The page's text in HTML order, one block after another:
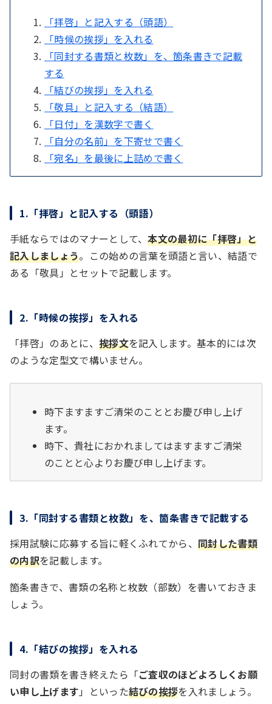
「拝啓」と記入する（頭語）
「時候の挨拶」を入れる
「同封する書類と枚数」を、箇条書きで記載
する
「結びの挨拶」を入れる
「敬具」と記入する（結語）
「日付」を漢数字で書く
「自分の名前」を下寄せで書く
「宛名」を最後に上詰めで書く
1.「拝啓」と記入する（頭語）
手紙ならではのマナーとして、本文の最初に「拝啓」と
記入しましょう。この始めの言葉を頭語と言い、結語で
ある「敬具」とセットで記載します。
2.「時候の挨拶」を入れる
「拝啓」のあとに、 挨拶文を記入します。基本的には次
のような定型文で構いません。
時下ますますご清栄のこととお慶び申し上げ
ます。
時下、貴社におかれましてはますますご清栄
のことと心よりお慶び申し上げます。
3.「同封する書類と枚数」を、箇条書きで記載する
採用試験に応募する旨に軽くふれてから、同封した書類
の内訳を記載します。
箇条書きで、書類の名称と枚数（部数）を書いておきま
しょう。
4.「結びの挨拶」を入れる
同封の書類を書き終えたら「ご査収のほどよろしくお願
い申し上げます 」といった結びの挨拶を入れましょう。